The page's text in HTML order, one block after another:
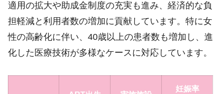
適用の拡大や助成金制度の充実も進み、経済的な負
担軽減と利用者数の増加に貢献しています。特に女
性の高齢化に伴い、40歳以上の患者数も増加し、進
化した医療技術が多様なケースに対応しています。
妊娠率